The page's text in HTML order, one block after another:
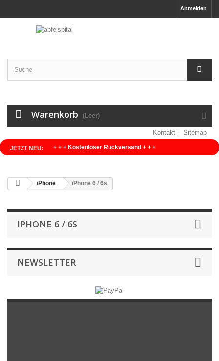
Anmelden
Warenkorb (Leer)
Kontakt Sitemap
JETZT NEU: + + + Kostenloser Rückversand + + +
iPhone iPhone 6 / 6s
IPHONE 6 / 6S
NEWSLETTER